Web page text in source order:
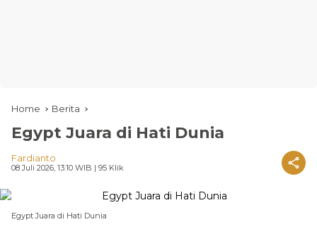
Home Berita
Egypt Juara di Hati Dunia
Fardianto
08 Juli 2026, 13:10 WIB | 95 Klik
Egypt Juara di Hati Dunia